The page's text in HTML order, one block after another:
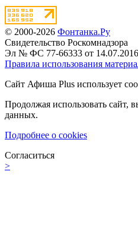
© 2000-2026 Фонтанка.Ру
Свидетельство Роскомнадзора
Эл № ФС 77-66333 от 14.07.2016
Правила использования
Сайт Афиша Plus использует
Продолжая использовать сайт,
данных.
Подробнее о cookies
Согласиться
>